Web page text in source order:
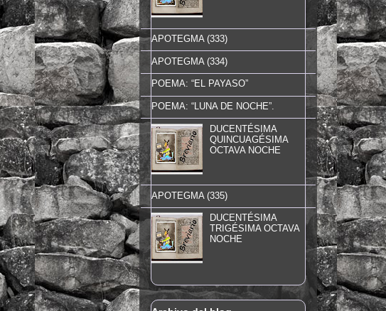
APOTEGMA (333)
APOTEGMA (334)
POEMA: “EL PAYASO”
POEMA: “LUNA DE NOCHE”.
DUCENTÉSIMA
QUINCUAGÉSIMA
OCTAVA NOCHE
APOTEGMA (335)
DUCENTÉSIMA
TRIGÉSIMA OCTAVA
NOCHE